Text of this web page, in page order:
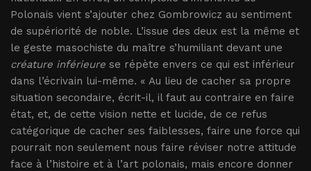
Polonais vient s’ajouter chez Gombrowicz au sentiment
de supériorité de noble. L’issue des deux est la même et
le geste masochiste du maître s’humiliant devant une
créature inférieure se répète envers ce qui est inférieur
dans l’écrivain lui-même. « Au lieu de cacher sa propre
situation secondaire, écrit-il, il faut au contraire en faire
état, et, de cette vision nette et lucide, de ce refus
catégorique de cacher ses faiblesses, faire une force qui
pourrait non seulement nous faire réviser notre attitude
face à l’histoire et à l’art polonais, mais encore donner